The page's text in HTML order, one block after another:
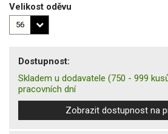
Velikost oděvu
Dostupnost:
Skladem u dodavatele (750 - 999
pracovních dní
Zobrazit dostupnost na